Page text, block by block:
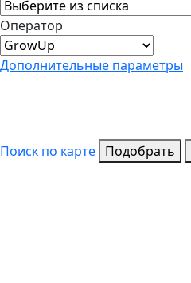
Оператор
Дополнительные параметры
Поиск по карте Подобрать